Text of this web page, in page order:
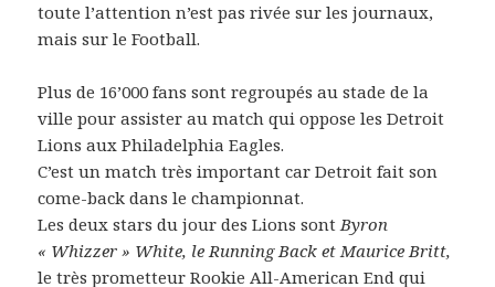
toute l’attention n’est pas rivée sur les journaux,
mais sur le Football.
Plus de 16’000 fans sont regroupés au stade de la
ville pour assister au match qui oppose les Detroit
Lions aux Philadelphia Eagles.
C’est un match très important car Detroit fait son
come-back dans le championnat.
Les deux stars du jour des Lions sontByron
« Whizzer » White, le Running Back et Maurice Britt,
le très prometteur Rookie All-American End qui